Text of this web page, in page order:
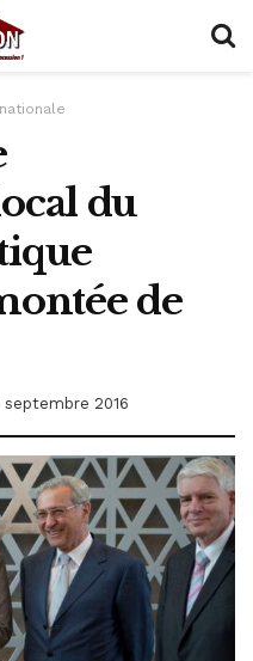
du
de
septembre 2016